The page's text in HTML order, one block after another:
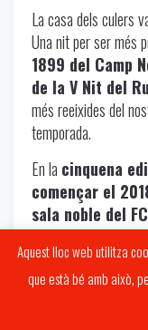
La casa dels culers
Una nit per ser més
1899 del Camp
de la V Nit del
més reeixides del
temporada.
En la cinquena
començar el
sala noble del
per poder celebrar
Bará compleix cent
El centenari
molt
Aquest lloc web utilitza
que està bé amb això,